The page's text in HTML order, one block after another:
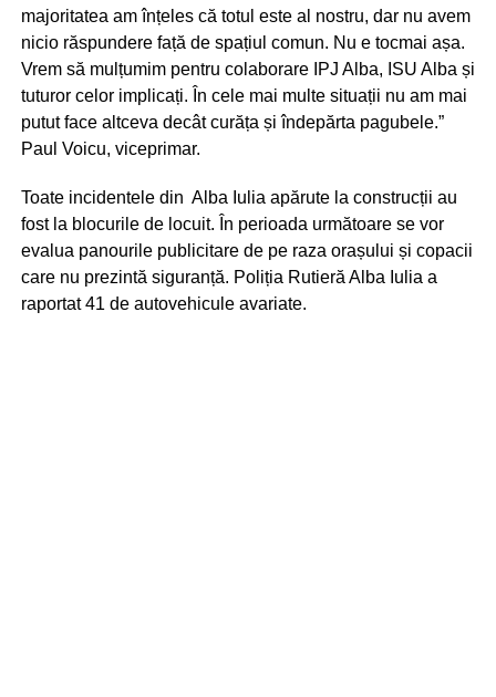
majoritatea am înțeles că totul este al nostru, dar nu avem
nicio răspundere față de spațiul comun. Nu e tocmai așa.
Vrem să mulțumim pentru colaborare IPJ Alba, ISU Alba și
tuturor celor implicați. În cele mai multe situații nu am mai
putut face altceva decât curăța și îndepărta pagubele.”
Paul Voicu, viceprimar.
Toate incidentele din Alba Iulia apărute la construcții au
fost la blocurile de locuit. În perioada următoare se vor
evalua panourile publicitare de pe raza orașului și copacii
care nu prezintă siguranță. Poliția Rutieră Alba Iulia a
raportat 41 de autovehicule avariate.